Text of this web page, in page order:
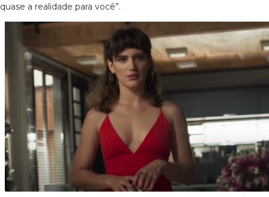
quase a realidade para você”.